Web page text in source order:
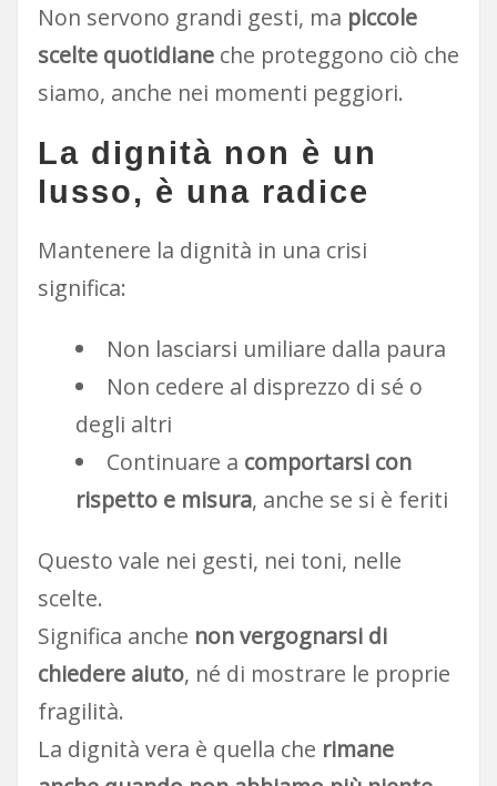
Non servono grandi gesti, ma piccole
scelte quotidianeche proteggono ciò che
siamo, anche nei momenti peggiori.
La dignità non è un
lusso, è una radice
Mantenere la dignità in una crisi
significa:
Non lasciarsi umiliare dalla paura
Non cedere al disprezzo di sé o
degli altri
Continuare a comportarsi con
rispetto e misura, anche se si è feriti
Questo vale nei gesti, nei toni, nelle
scelte.
Significa anche non vergognarsi di
chiedere aiuto, né di mostrare le proprie
fragilità.
La dignità vera è quella che rimane